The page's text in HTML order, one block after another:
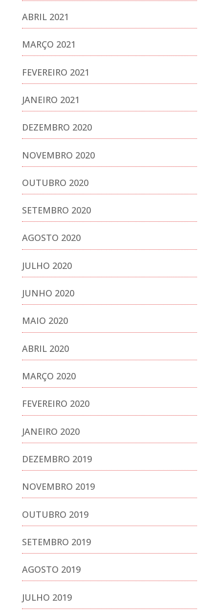
ABRIL 2021
MARÇO 2021
FEVEREIRO 2021
JANEIRO 2021
DEZEMBRO 2020
NOVEMBRO 2020
OUTUBRO 2020
SETEMBRO 2020
AGOSTO 2020
JULHO 2020
JUNHO 2020
MAIO 2020
ABRIL 2020
MARÇO 2020
FEVEREIRO 2020
JANEIRO 2020
DEZEMBRO 2019
NOVEMBRO 2019
OUTUBRO 2019
SETEMBRO 2019
AGOSTO 2019
JULHO 2019